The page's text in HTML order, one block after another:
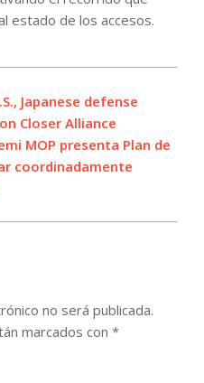
estado de los accesos.
Japanese defense
Closer Alliance
MOP presenta Plan de
coordinadamente
no será publicada.
marcados con *